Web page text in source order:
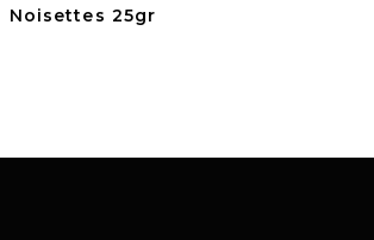
Noisettes 25gr